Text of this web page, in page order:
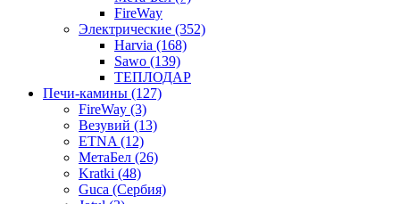
FireWay
Электрические (352)
Harvia (168)
Sawo (139)
ТЕПЛОДАР
Печи-камины (127)
FireWay (3)
Везувий (13)
ETNA (12)
МетаБел (26)
Kratki (48)
Guca (Сербия)